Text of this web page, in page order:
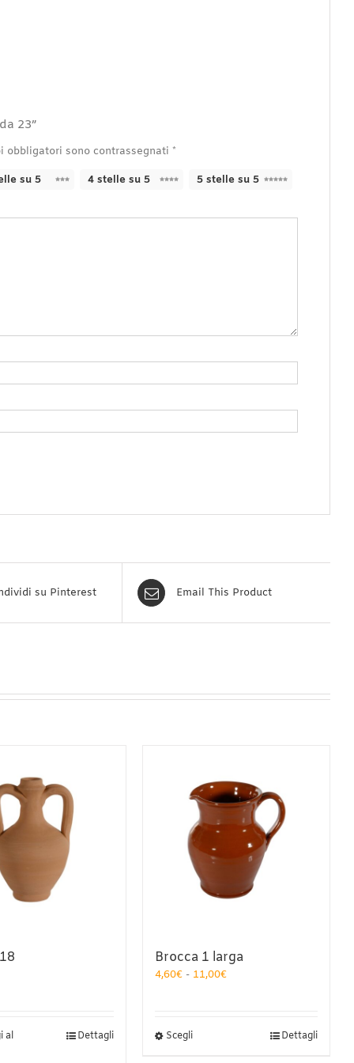
23”
obbligatori sono contrassegnati *
su 5 4 stelle su 5 5 stelle su 5
su Pinterest Email This Product
al
Dettagli
Brocca 1 larga
4,60€ - 11,00€
ScegliQuesto
Dettagli